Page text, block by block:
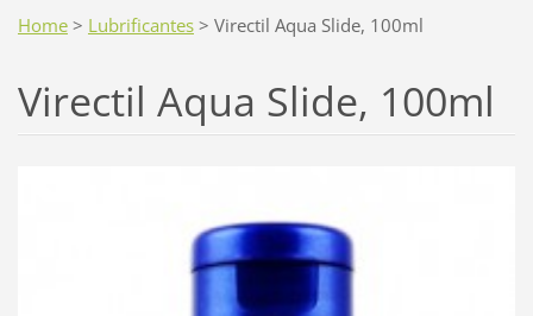
Home > Lubrificantes > Virectil Aqua Slide, 100ml
Virectil Aqua Slide, 100ml